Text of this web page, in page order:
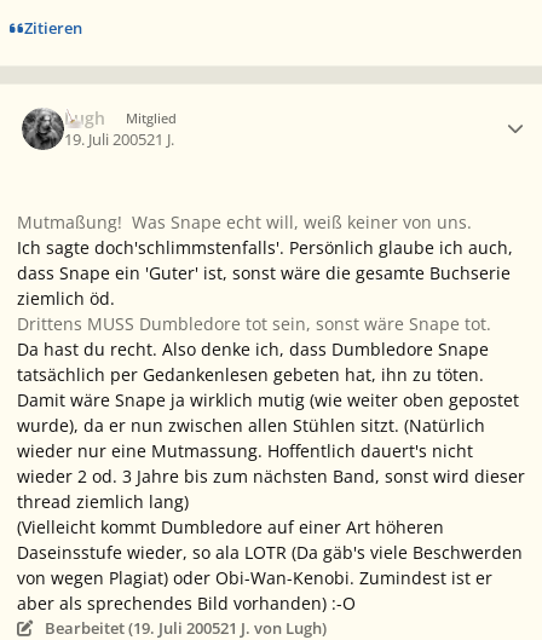
Zitieren
Lugh Mitglied
19. Juli 200521 J.
Mutmaßung! Was Snape echt will, weiß keiner von uns.
Ich sagte doch'schlimmstenfalls'. Persönlich glaube ich auch,
dass Snape ein 'Guter' ist, sonst wäre die gesamte Buchserie
ziemlich öd.
Drittens MUSS Dumbledore tot sein, sonst wäre Snape tot.
Da hast du recht. Also denke ich, dass Dumbledore Snape
tatsächlich per Gedankenlesen gebeten hat, ihn zu töten.
Damit wäre Snape ja wirklich mutig (wie weiter oben gepostet
wurde), da er nun zwischen allen Stühlen sitzt. (Natürlich
wieder nur eine Mutmassung. Hoffentlich dauert's nicht
wieder 2 od. 3 Jahre bis zum nächsten Band, sonst wird dieser
thread ziemlich lang)
(Vielleicht kommt Dumbledore auf einer Art höheren
Daseinsstufe wieder, so ala LOTR (Da gäb's viele Beschwerden
von wegen Plagiat) oder Obi-Wan-Kenobi. Zumindest ist er
aber als sprechendes Bild vorhanden) :-O
Bearbeitet (19. Juli 200521 J. von Lugh)